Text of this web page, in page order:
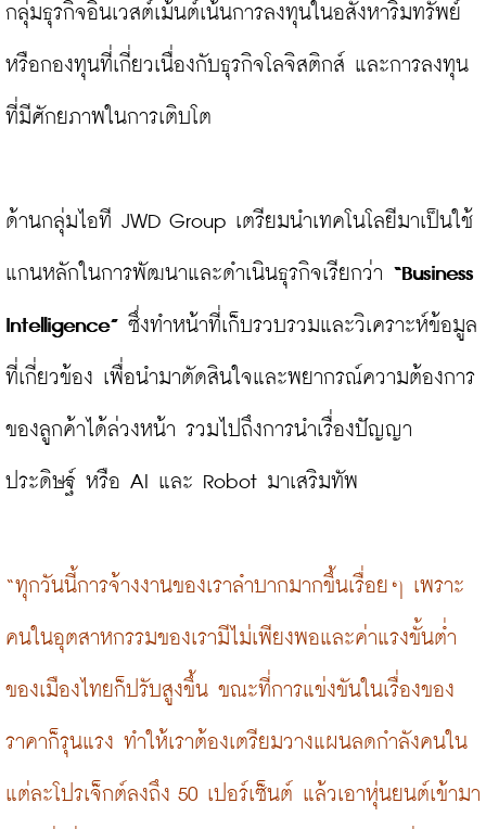
กลุ่มธุรกิจอินเวสต์เม้นต์เน้นการลงทุนในอสังหาริมทรัพย์
หรือกองทุนที่เกี่ยวเนื่องกับธุรกิจโลจิสติกส์ และการลงทุน
ที่มีศักยภาพในการเติบโต
ด้านกลุ่มไอที JWD Group เตรียมนำเทคโนโลยีมาเป็นใช้
แกนหลักในการพัฒนาและดำเนินธุรกิจเรียกว่า “Business
Intelligence” ซึ่งทำหน้าที่เก็บรวบรวมและวิเคราะห์ข้อมูล
ที่เกี่ยวข้อง เพื่อนำมาตัดสินใจและพยากรณ์ความต้องการ
ของลูกค้าได้ล่วงหน้า รวมไปถึงการนำเรื่องปัญญา
ประดิษฐ์ หรือ AI และ Robot มาเสริมทัพ
“ทุกวันนี้การจ้างงานของเราลำบากมากขึ้นเรื่อยๆ เพราะ
คนในอุตสาหกรรมของเรามีไม่เพียงพอและค่าแรงขั้นต่ำ
ของเมืองไทยก็ปรับสูงขึ้น ขณะที่การแข่งขันในเรื่องของ
ราคาก็รุนแรง ทำให้เราต้องเตรียมวางแผนลดกำลังคนใน
แต่ละโปรเจ็กต์ลงถึง 50 เปอร์เซ็นต์ แล้วเอาหุ่นยนต์เข้ามา